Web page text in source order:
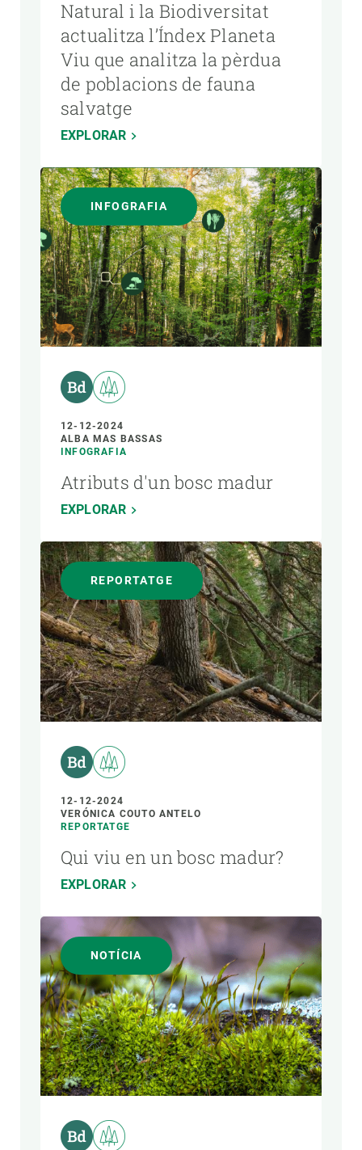
Natural i la Biodiversitat
actualitza l’Índex Planeta
Viu que analitza la pèrdua
de poblacions de fauna
salvatge
EXPLORAR
INFOGRAFIA
12-12-2024
ALBA MAS BASSAS
INFOGRAFIA
Atributs d'un bosc madur
EXPLORAR
REPORTATGE
12-12-2024
VERÓNICA COUTO ANTELO
REPORTATGE
Qui viu en un bosc madur?
EXPLORAR
NOTÍCIA